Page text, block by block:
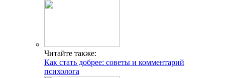
Читайте также:
Как стать добрее: советы и комментарий
психолога